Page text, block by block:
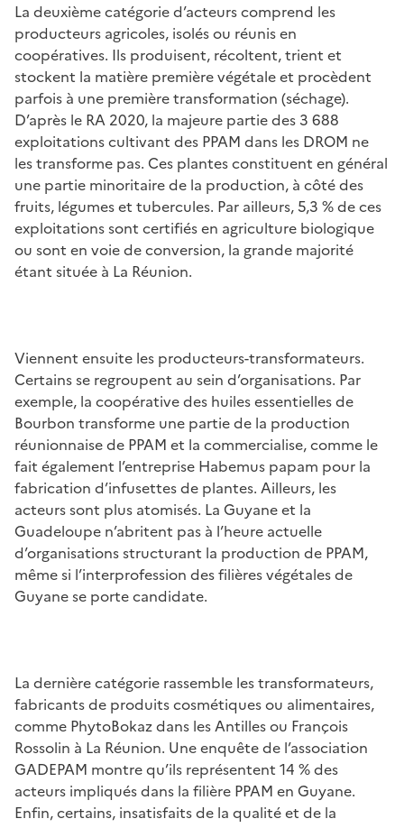
La deuxième catégorie d’acteurs comprend les
producteurs agricoles, isolés ou réunis en
coopératives. Ils produisent, récoltent, trient et
stockent la matière première végétale et procèdent
parfois à une première transformation (séchage).
D’après le RA 2020, la majeure partie des 3 688
exploitations cultivant des PPAM dans les DROM ne
les transforme pas. Ces plantes constituent en général
une partie minoritaire de la production, à côté des
fruits, légumes et tubercules. Par ailleurs, 5,3 % de ces
exploitations sont certifiés en agriculture biologique
ou sont en voie de conversion, la grande majorité
étant située à La Réunion.
Viennent ensuite les producteurs-transformateurs.
Certains se regroupent au sein d’organisations. Par
exemple, la coopérative des huiles essentielles de
Bourbon transforme une partie de la production
réunionnaise de PPAM et la commercialise, comme le
fait également l’entreprise Habemus papam pour la
fabrication d’infusettes de plantes. Ailleurs, les
acteurs sont plus atomisés. La Guyane et la
Guadeloupe n’abritent pas à l’heure actuelle
d’organisations structurant la production de PPAM,
même si l’interprofession des filières végétales de
Guyane se porte candidate.
La dernière catégorie rassemble les transformateurs,
fabricants de produits cosmétiques ou alimentaires,
comme PhytoBokaz dans les Antilles ou François
Rossolin à La Réunion. Une enquête de l’association
GADEPAM montre qu’ils représentent 14 % des
acteurs impliqués dans la filière PPAM en Guyane.
Enfin, certains, insatisfaits de la qualité et de la